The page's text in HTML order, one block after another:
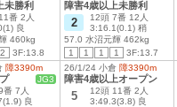
未勝利
番 2人
良
460kg
2 3F:13.8
障害4歳以上未勝利
2
12頭 7番 12人
3:16.1(0.1) 稍
57.0 水沼元輝 462kg
1
1 1 1 3F:13.7
障3390m
JG3
番 7人
良
26/1/24 小倉 障3390m
障害4歳以上オープン
5
12頭 11番 2人
3:49.3(3.8) 良